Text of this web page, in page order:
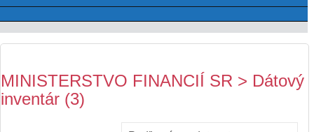
MINISTERSTVO FINANCIÍ SR > Dátový
inventár (3)